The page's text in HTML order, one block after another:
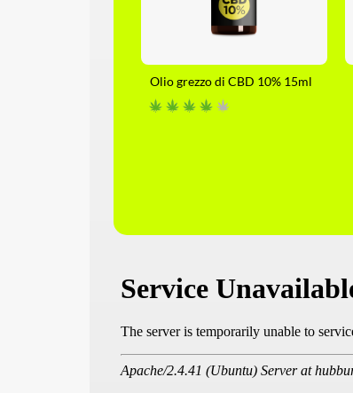
Olio grezzo di CBD 10% 15ml